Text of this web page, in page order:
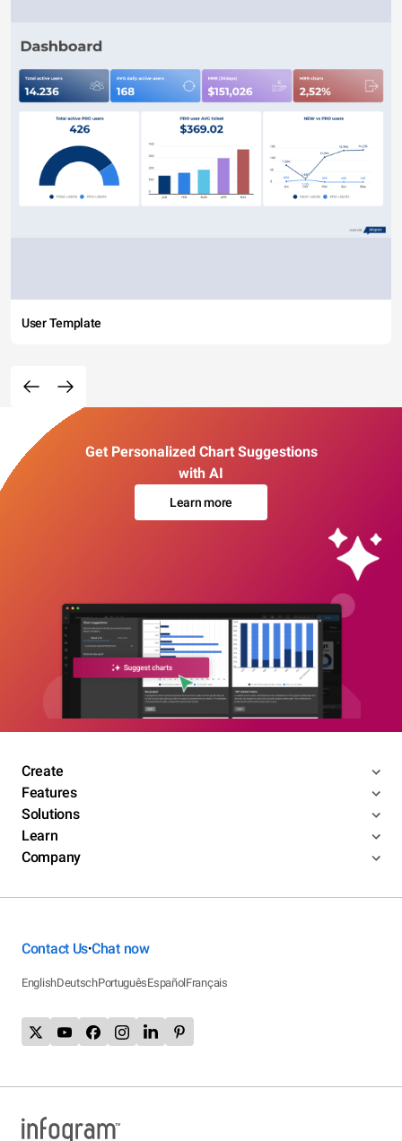
User Template
Get Personalized Chart Suggestions
with AI
Learn more
Create
Features
Solutions
Learn
Company
Contact Us•Chat now
EnglishDeutschPortuguêsEspañolFrançais